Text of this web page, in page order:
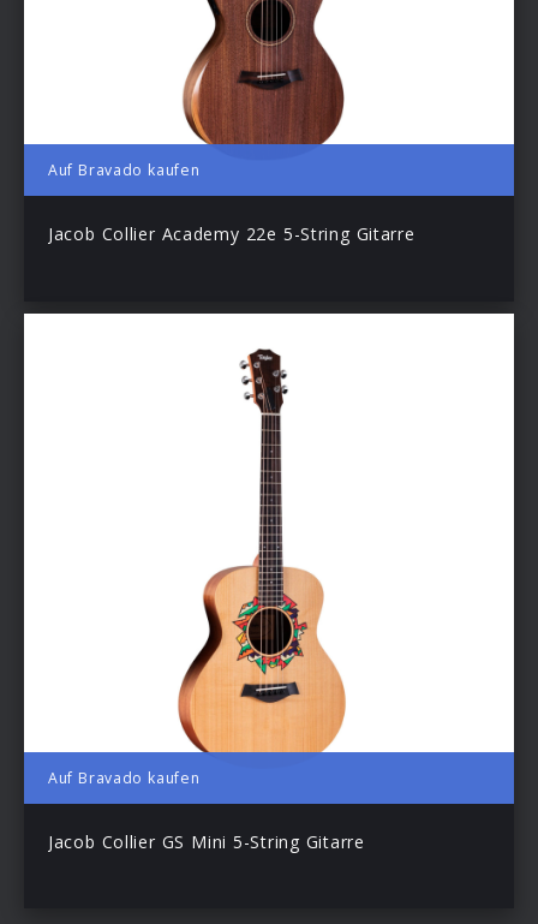
Auf Bravado kaufen
Jacob Collier Academy 22e 5-String Gitarre
Auf Bravado kaufen
Jacob Collier GS Mini 5-String Gitarre